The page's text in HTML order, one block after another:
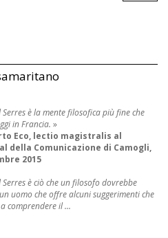
Serres è la mente filosofica più fine che
in Francia.»
Eco, lectio magistralis al
della Comunicazione di Camogli,
2015
Serres è ciò che un filosofo dovrebbe
uomo che offre alcuni suggerimenti che
comprendere il ...